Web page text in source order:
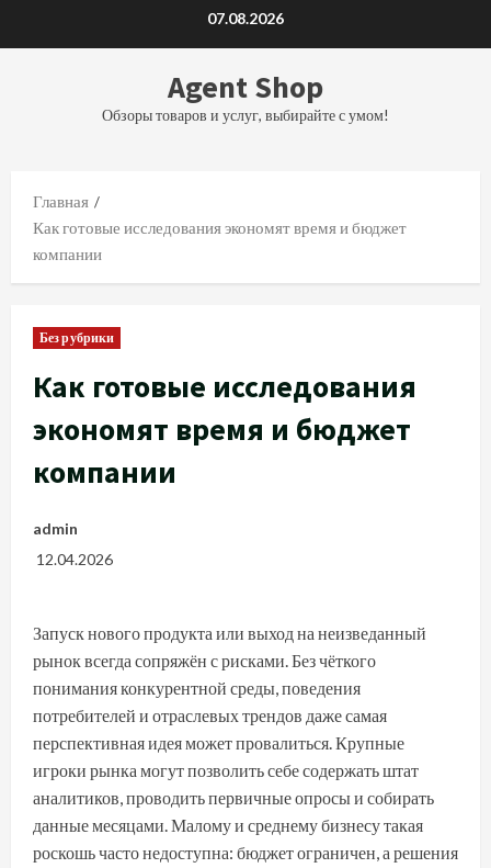
07.08.2026
Agent Shop
Обзоры товаров и услуг, выбирайте с умом!
Главная
Как готовые исследования экономят время и бюджет
компании
Без рубрики
Как готовые исследования
экономят время и бюджет
компании
admin
12.04.2026
Запуск нового продукта или выход на неизведанный
рынок всегда сопряжён с рисками. Без чёткого
понимания конкурентной среды, поведения
потребителей и отраслевых трендов даже самая
перспективная идея может провалиться. Крупные
игроки рынка могут позволить себе содержать штат
аналитиков, проводить первичные опросы и собирать
данные месяцами. Малому и среднему бизнесу такая
роскошь часто недоступна: бюджет ограничен, а решения